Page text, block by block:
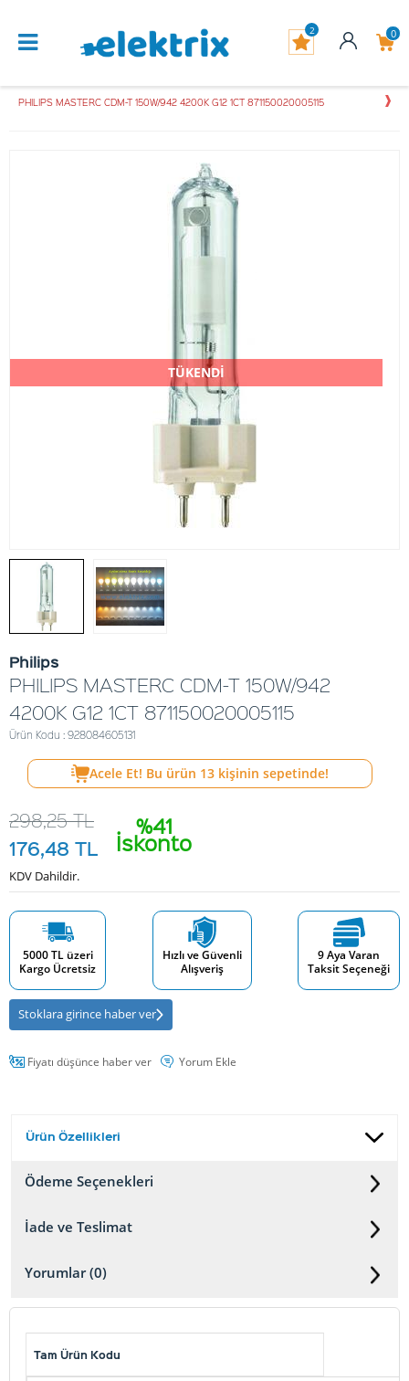
0
2
PHILIPS MASTERC CDM-T 150W/942 4200K G12 1CT 871150020005115
TÜKENDİ
Philips
PHILIPS MASTERC CDM-T 150W/942
4200K G12 1CT 871150020005115
Ürün Kodu : 928084605131
Acele Et! Bu ürün 13 kişinin sepetinde!
%41
İskonto
298,25TL
176,48 TL
KDV Dahildir.
5000 TL üzeri
Kargo Ücretsiz
Hızlı ve Güvenli
Alışveriş
9 Aya Varan
Taksit Seçeneği
Stoklara girince haber ver
Fiyatı düşünce haber ver Yorum Ekle
Ürün Özellikleri
Ödeme Seçenekleri
İade ve Teslimat
Yorumlar (0)
Tam Ürün Kodu